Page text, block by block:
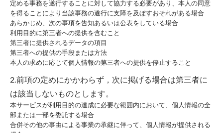
定める事務を遂行することに対して協力する必要があり、本人の同意
を得ることにより当該事務の遂行に支障を及ぼすおそれがある場合
あらかじめ、次の事項を告知あるいは公表をしている場合
利用目的に第三者への提供を含むこと
第三者に提供されるデータの項目
第三者への提供の手段または方法
本人の求めに応じて個人情報の第三者への提供を停止すること
2.前項の定めにかかわらず，次に掲げる場合は第三者に
は該当しないものとします。
本サービスが利用目的の達成に必要な範囲内において、個人情報の全
部または一部を委託する場合
合併その他の事由による事業の承継に伴って、個人情報が提供される